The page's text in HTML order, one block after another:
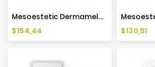
Mesoestetic Dermamelan Treatment - 30g
Cena
$154,44
Cena
$130,51